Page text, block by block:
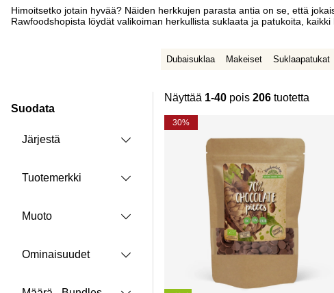
Himoitsetko jotain hyvää? Näiden herkkujen parasta antia on se, että
Rawfoodshopista löydät valikoiman herkullista suklaata ja patukoita,
Dubaisuklaa Makeiset Suklaapatukat
Suodata
Järjestä
Tuotemerkki
Muoto
Ominaisuudet
Näyttää 1-40 pois 206 tuotetta
Tuotteet
30%